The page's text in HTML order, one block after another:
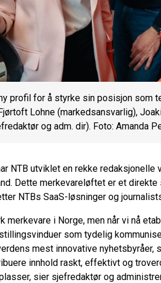
profil for å styrke sin posisjon som
Lohne (markedsansvarlig),
og adm. dir). Foto: Amanda
NTB utviklet en rekke
Dette merkevareløftet er et direkte
NTBs SaaS-løsninger og
merkevare i Norge, men når vi nå
som tydelig
mest innovative nyhetsbyråer,
innhold raskt, effektivt og
sier sjefredaktør og